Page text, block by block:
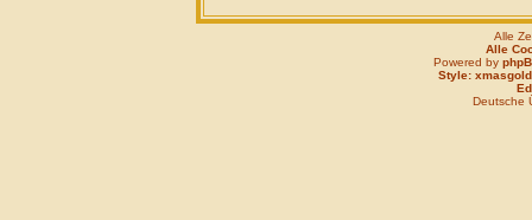
Alle
Alle
Powered by
Style: xmasgold
Deutsche